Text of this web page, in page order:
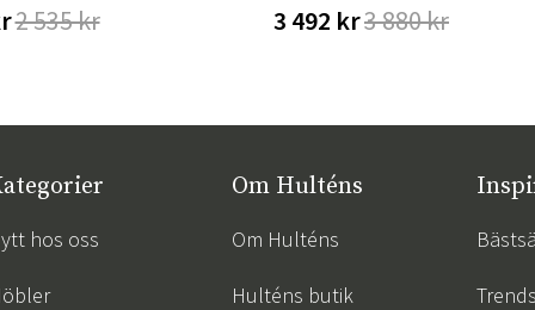
2 535 kr 3 492 kr3 880 kr
hos oss
Om Hulténs
Om Hulténs
Hulténs butik